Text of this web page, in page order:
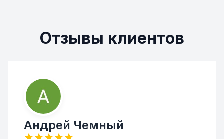
Отзывы клиентов
Андрей Чемный